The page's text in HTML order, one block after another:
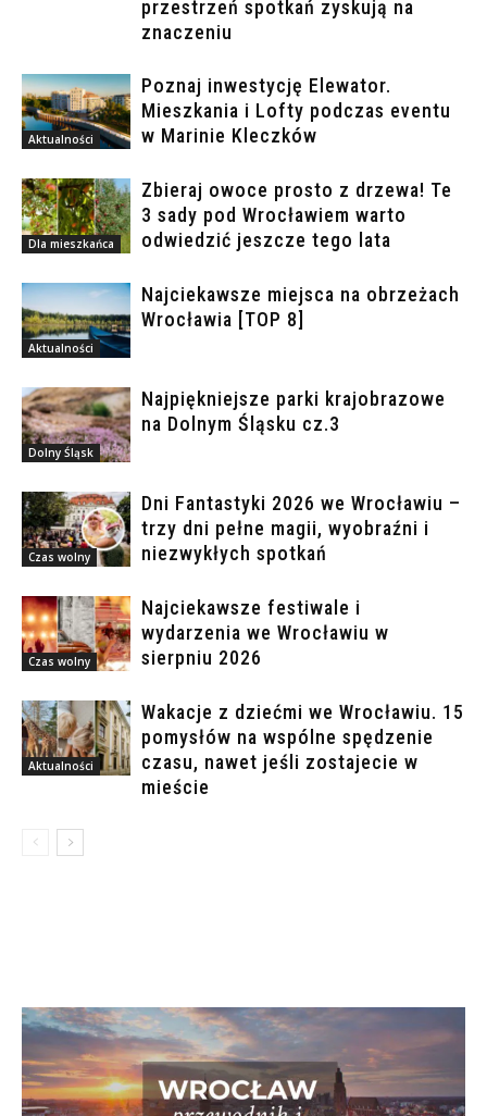
przestrzeń spotkań zyskują na
znaczeniu
Aktualności
Poznaj inwestycję Elewator.
Mieszkania i Lofty podczas eventu
w Marinie Kleczków
Dla mieszkańca
Zbieraj owoce prosto z drzewa! Te
3 sady pod Wrocławiem warto
odwiedzić jeszcze tego lata
Aktualności
Najciekawsze miejsca na obrzeżach
Wrocławia [TOP 8]
Dolny Śląsk
Najpiękniejsze parki krajobrazowe
na Dolnym Śląsku cz.3
Czas wolny
Dni Fantastyki 2026 we Wrocławiu –
trzy dni pełne magii, wyobraźni i
niezwykłych spotkań
Czas wolny
Najciekawsze festiwale i
wydarzenia we Wrocławiu w
sierpniu 2026
Aktualności
Wakacje z dziećmi we Wrocławiu. 15
pomysłów na wspólne spędzenie
czasu, nawet jeśli zostajecie w
mieście